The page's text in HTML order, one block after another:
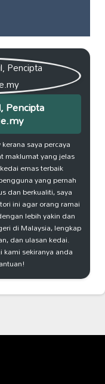
Pencipta
saya percaya
maklumat yang jelas
emas terbaik
yang pernah
dan berkualiti, saya
ini agar orang ramai
lebih yakin dan
di Malaysia, lengkap
dan ulasan kedai.
sekiranya anda